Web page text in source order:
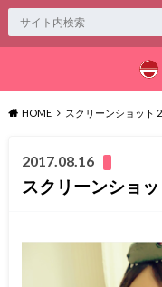
HOME スクリーンショット
2017.08.16
スクリーンショ